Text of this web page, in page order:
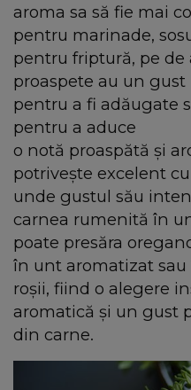
aroma sa să fie mai
pentru marinade,
pentru friptură, pe de
proaspete au un
pentru a fi adăugate
pentru a aduce
o notă proaspătă și
potrivește excelent
unde gustul său
carnea rumenită în
poate presăra
în unt aromatizat sau
roșii, fiind o alegere
aromatică și un gust
din carne.